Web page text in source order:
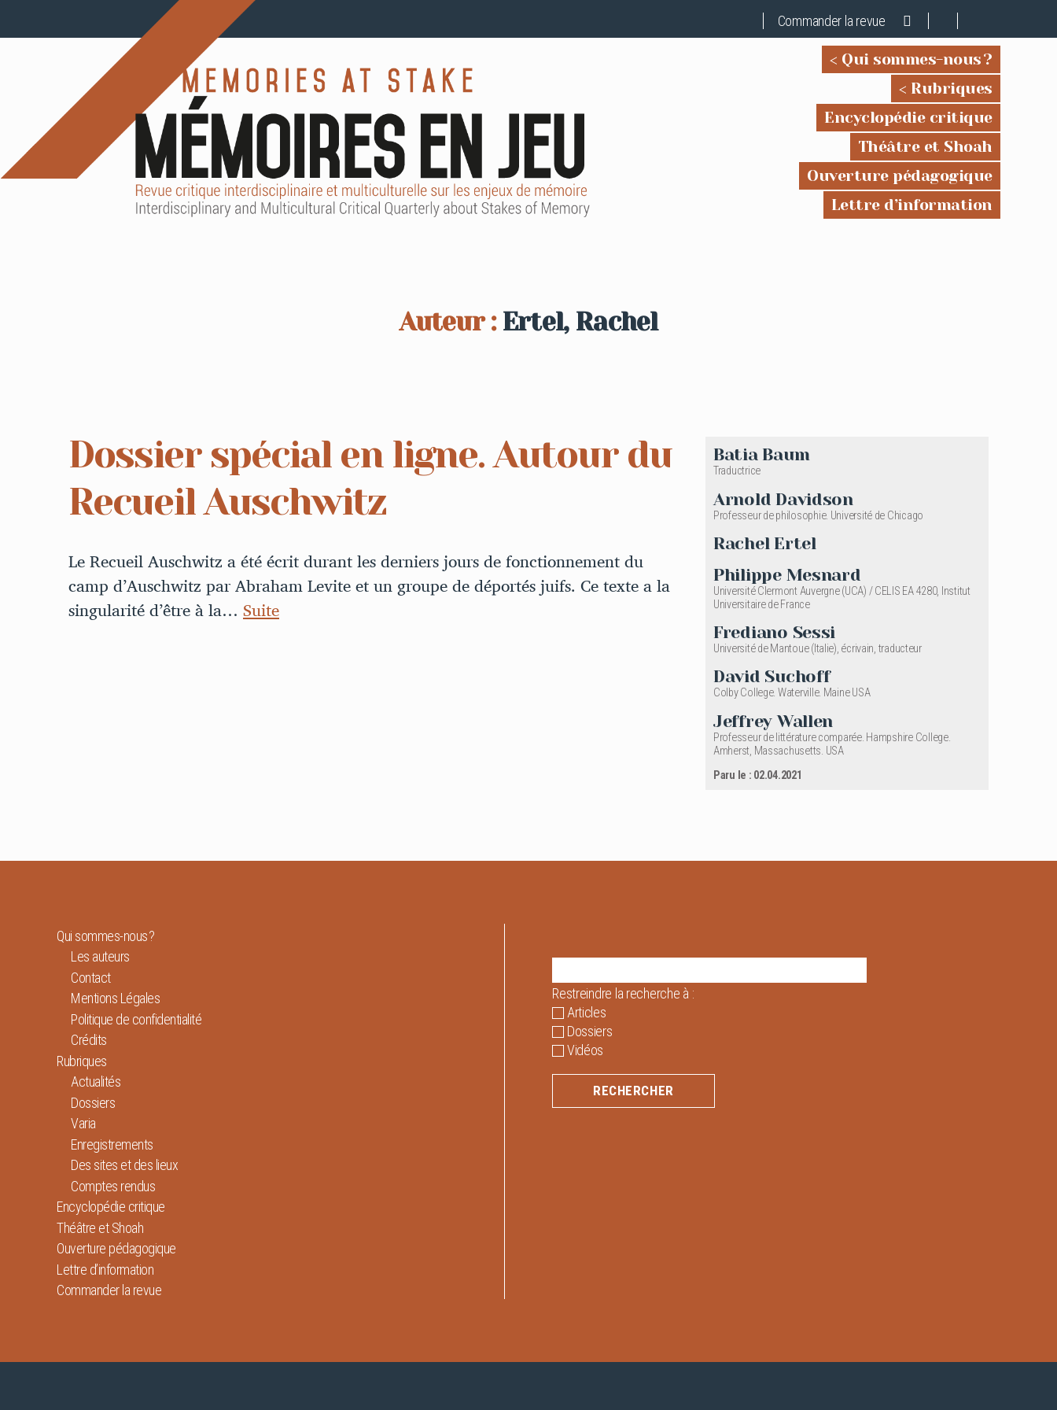
Commander la revue
Qui sommes-nous ?
Rubriques
Encyclopédie critique
Théâtre et Shoah
Ouverture pédagogique
Lettre d’information
Auteur : Ertel, Rachel
Dossier spécial en ligne. Autour du
Recueil Auschwitz
Le Recueil Auschwitz a été écrit durant les derniers jours de fonctionnement du
camp d’Auschwitz par Abraham Levite et un groupe de déportés juifs. Ce texte a la
singularité d’être à la… Suite
Batia Baum
Traductrice
Arnold Davidson
Professeur de philosophie. Université de Chicago
Rachel Ertel
Philippe Mesnard
Université Clermont Auvergne (UCA) / CELIS EA 4280, Institut
Universitaire de France
Frediano Sessi
Université de Mantoue (Italie), écrivain, traducteur
David Suchoff
Colby College. Waterville. Maine USA
Jeffrey Wallen
Professeur de littérature comparée. Hampshire College.
Amherst, Massachusetts. USA
Paru le : 02.04.2021
Qui sommes-nous ?
Les auteurs
Contact
Mentions Légales
Politique de confidentialité
Crédits
Rubriques
Actualités
Dossiers
Varia
Enregistrements
Des sites et des lieux
Comptes rendus
Encyclopédie critique
Théâtre et Shoah
Ouverture pédagogique
Lettre d’information
Commander la revue
Restreindre la recherche à :
Articles
Dossiers
Vidéos